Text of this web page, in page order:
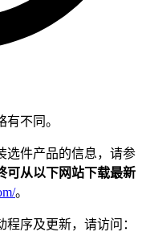
不同。
选件产品的信息，请参
可从以下网站下载最新
。
序及更新，请访问：